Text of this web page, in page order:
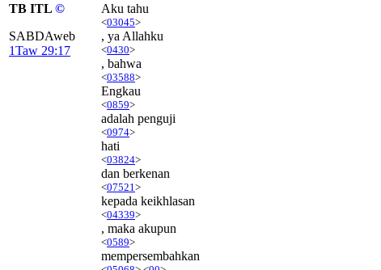
TB ITL ©
SABDAweb
1Taw 29:17
Aku tahu
<03045>
, ya Allahku
<0430>
, bahwa
<03588>
Engkau
<0859>
adalah penguji
<0974>
hati
<03824>
dan berkenan
<07521 >
kepada keikhlasan
<04339>
, maka akupun
<0589>
mempersembahkan